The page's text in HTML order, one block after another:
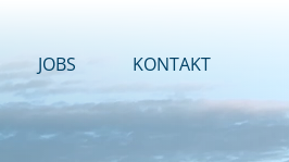
JOBS KONTAKT